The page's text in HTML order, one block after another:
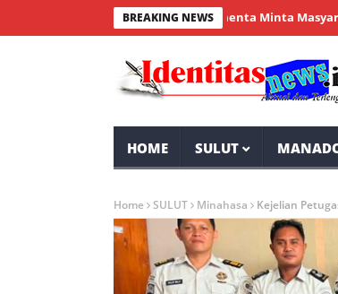
BREAKING NEWS
Lumenta Minta Masyarakat
HOME SULUT
Home SULUT Minahasa Kejelian